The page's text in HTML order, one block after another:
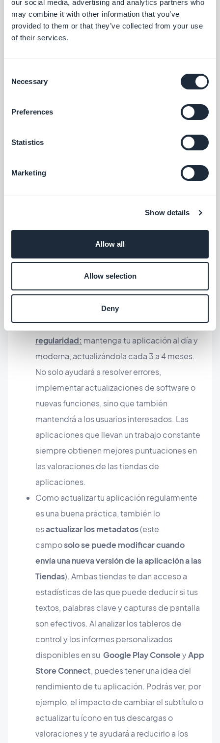
our social media, advertising and analytics partners who
may combine it with other information that you’ve
provided to them or that they’ve collected from your use
of their services.
Selection
Necessary
Preferences
Statistics
Marketing
Show details
Allow all
Allow selection
Deny
ayudarte a responder eficazmente a sus
opiniones: responda de manera oportuna y
qué acción ha tomado, no olvide reconocer
nunca discutir! ;)
Consejo # 3: Mantente al día
Actualiza tu aplicación con
regularidad: mantenga tu aplicación al día y
moderna, actualizándola cada 3 a 4 meses.
No solo ayudará a resolver errores,
implementar actualizaciones de software o
nuevas funciones, sino que también
mantendrá a los usuarios interesados. Las
aplicaciones que llevan un trabajo constante
siempre obtienen mejores puntuaciones en
las valoraciones de las tiendas de
aplicaciones.
Como actualizar tu aplicación regularmente
es una buena práctica, también lo
esactualizar los metadatos(este
camposolo se puede modificar cuando
envía una nueva versión de la aplicación a las
Tiendas). Ambas tiendas te dan acceso a
estadísticas de las que puede deducir si tus
textos, palabras clave y capturas de pantalla
son efectivos. Al analizar los tableros de
control y los informes personalizados
disponibles en su Google Play ConsoleyApp
Store Connect, puedes tener una idea del
rendimiento de tu aplicación. Podrás ver, por
ejemplo, el impacto de cambiar el subtítulo o
actualizar tu ícono en tus descargas o
valoraciones y te ayudará a reducirlo a los